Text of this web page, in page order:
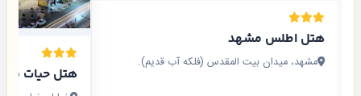
هتل اطلس مشهد
مشهد، میدان بیت المقدس (فلکه آب قدیم).
هتل حیات